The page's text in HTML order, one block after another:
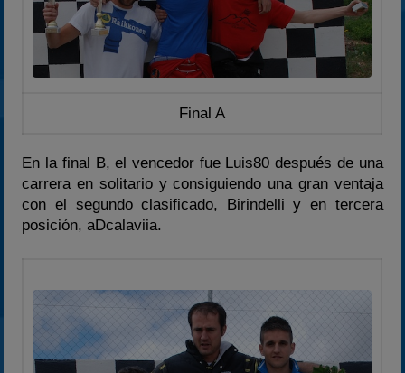
Final A
En la final B, el vencedor fue Luis80 después de una
carrera en solitario y consiguiendo una gran ventaja
con el segundo clasificado, Birindelli y en tercera
posición, aDcalaviia.